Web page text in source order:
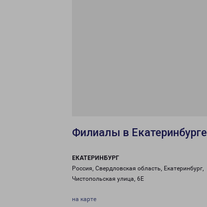
Филиалы в Екатеринбурге
ЕКАТЕРИНБУРГ
Россия, Свердловская область, Екатеринбург,
Чистопольская улица, 6Е
на карте